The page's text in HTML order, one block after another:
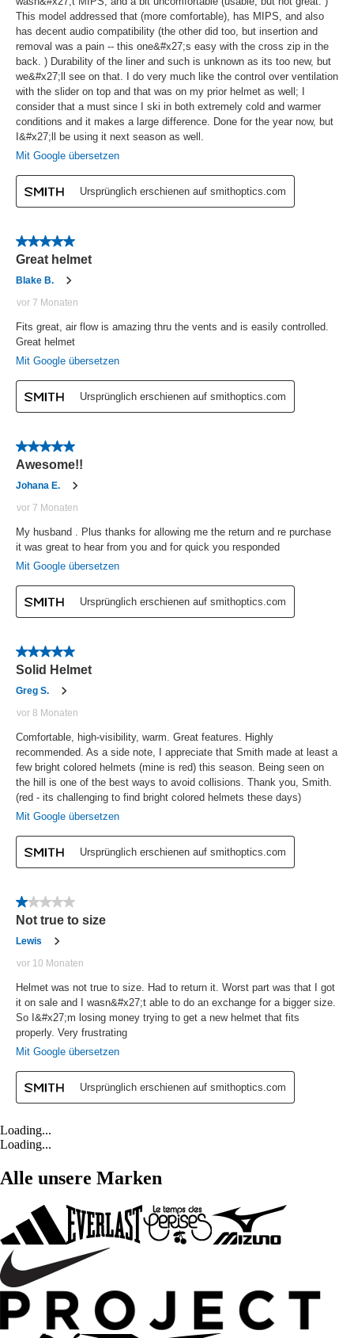
Loading...
Loading...
Alle unsere Marken